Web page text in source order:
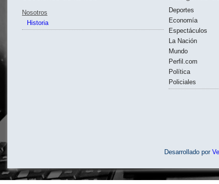
Nosotros
Historia
Deportes
Economía
Espectáculos
La Nación
Mundo
Perfil.com
Política
Policiales
Desarrollado por